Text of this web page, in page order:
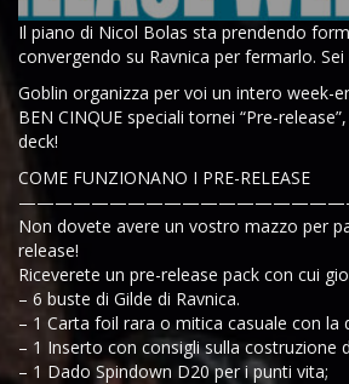
Il piano di Nicol Bolas sta prendendo
convergendo su Ravnica per fermarlo.
Goblin organizza per voi un intero week-
BEN CINQUE speciali tornei “Pre-
deck!
COME FUNZIONANO I PRE-RELEASE
Non dovete avere un vostro mazzo per
release!
Riceverete un pre-release pack con cui
– 6 buste di Gilde di Ravnica.
– 1 Carta foil rara o mitica casuale con la
– 1 Inserto con consigli sulla costruzione
– 1 Dado Spindown D20 per i punti vita;